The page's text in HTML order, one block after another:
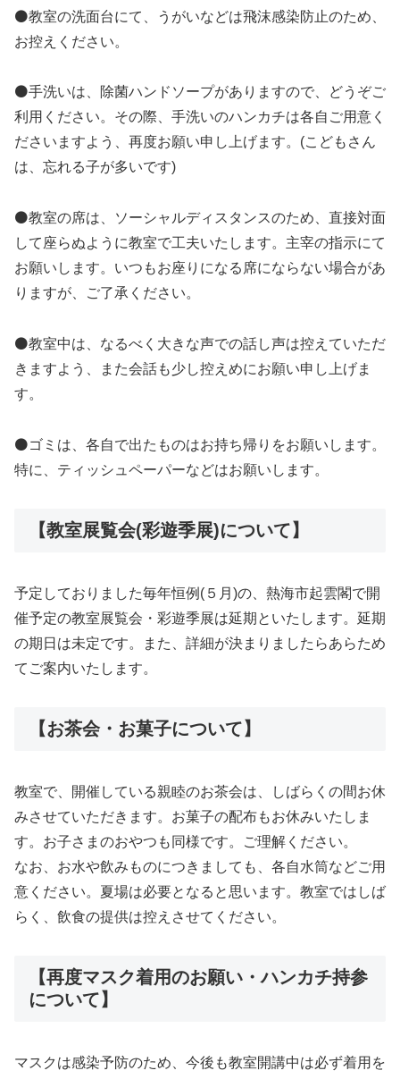
⚫教室の洗面台にて、うがいなどは飛沫感染防止のため、
お控えください。
⚫手洗いは、除菌ハンドソープがありますので、どうぞご
利用ください。その際、手洗いのハンカチは各自ご用意く
ださいますよう、再度お願い申し上げます。(こどもさん
は、忘れる子が多いです)
⚫教室の席は、ソーシャルディスタンスのため、直接対面
して座らぬように教室で工夫いたします。主宰の指示にて
お願いします。いつもお座りになる席にならない場合があ
りますが、ご了承ください。
⚫教室中は、なるべく大きな声での話し声は控えていただ
きますよう、また会話も少し控えめにお願い申し上げま
す。
⚫ゴミは、各自で出たものはお持ち帰りをお願いします。
特に、ティッシュペーパーなどはお願いします。
【教室展覧会(彩遊季展)について】
予定しておりました毎年恒例(５月)の、熱海市起雲閣で開
催予定の教室展覧会・彩遊季展は延期といたします。延期
の期日は未定です。また、詳細が決まりましたらあらため
てご案内いたします。
【お茶会・お菓子について】
教室で、開催している親睦のお茶会は、しばらくの間お休
みさせていただきます。お菓子の配布もお休みいたしま
す。お子さまのおやつも同様です。ご理解ください。
なお、お水や飲みものにつきましても、各自水筒などご用
意ください。夏場は必要となると思います。教室ではしば
らく、飲食の提供は控えさせてください。
【再度マスク着用のお願い・ハンカチ持参
について】
マスクは感染予防のため、今後も教室開講中は必ず着用を